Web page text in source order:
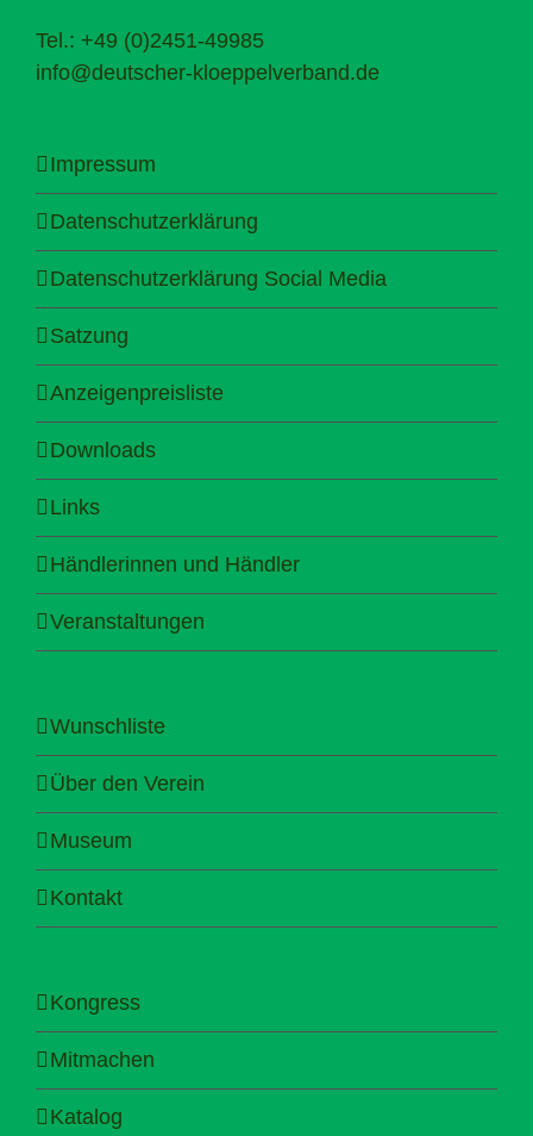
Tel.: +49 (0)2451-49985
info@deutscher-kloeppelverband.de
Impressum
Datenschutzerklärung
Datenschutzerklärung Social Media
Satzung
Anzeigenpreisliste
Downloads
Links
Händlerinnen und Händler
Veranstaltungen
Wunschliste
Über den Verein
Museum
Kontakt
Kongress
Mitmachen
Katalog